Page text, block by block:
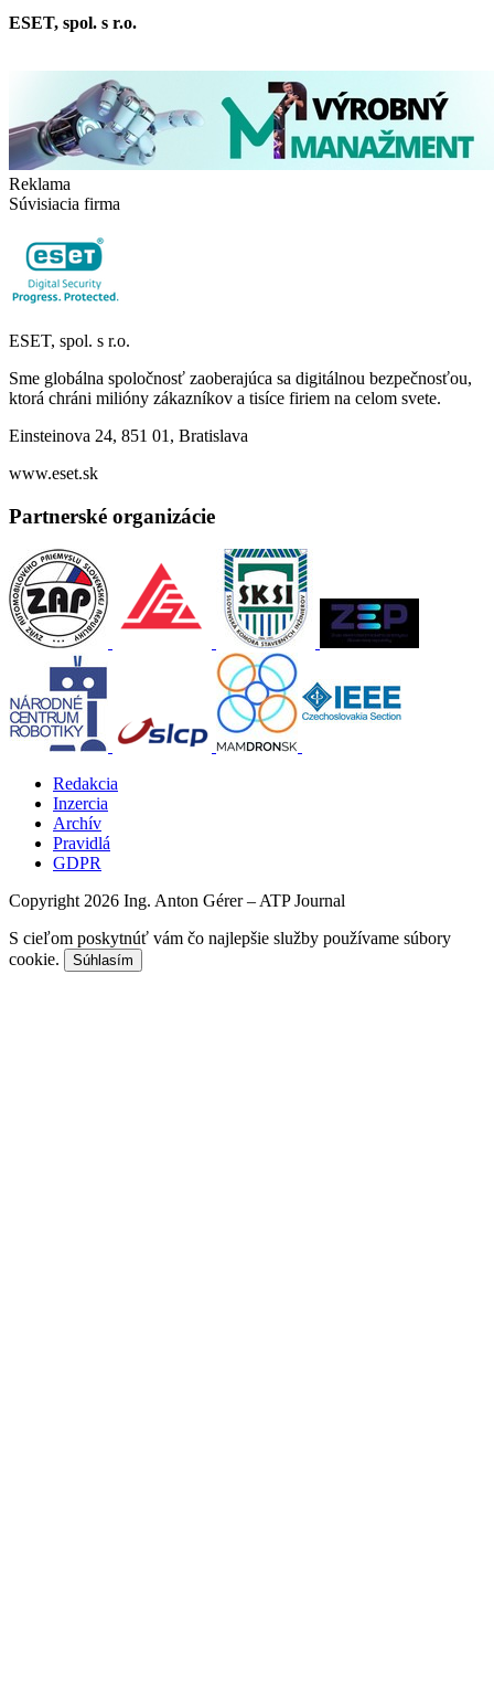
ESET, spol. s r.o.
Reklama
Súvisiacia firma
ESET, spol. s r.o.
Sme globálna spoločnosť zaoberajúca sa digitálnou bezpečnosťou,
ktorá chráni milióny zákazníkov a tisíce firiem na celom svete.
Einsteinova 24, 851 01, Bratislava
www.eset.sk
Partnerské organizácie
Redakcia
Inzercia
Archív
Pravidlá
GDPR
Copyright 2026 Ing. Anton Gérer – ATP Journal
S cieľom poskytnúť vám čo najlepšie služby používame súbory
cookie.
Súhlasím